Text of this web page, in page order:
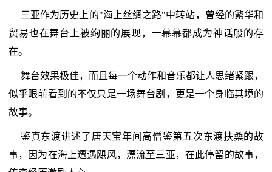
三亚作为历史上的"海上丝绸之路"中转站，曾经的繁华和
贸易也在舞台上被绚丽的展现，一幕幕都成为神话般的存
在。
舞台效果极佳，而且每一个动作和音乐都让人思绪紧跟，
似乎眼前看到的不仅只是一场舞台剧，更是一个身临其境的
故事。
鉴真东渡讲述了唐天宝年间高僧鉴第五次东渡扶桑的故
事，因为在海上遭遇飓风，漂流至三亚，在此停留的故事，